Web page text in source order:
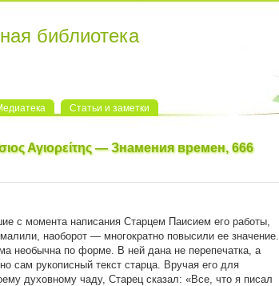
библиотека
Статьи и заметки
Αγιορείτης — Знамения времен, 666
с момента написания Старцем Паисием его работы,
наоборот — многократно повысили ее значение.
необычна по форме. В ней дана не перепечатка, а
сам рукописный текст старца. Вручая его для
духовному чаду, Старец сказал: «Все, что я писал